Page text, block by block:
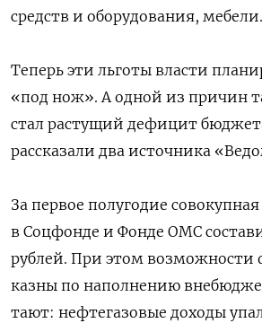
средств и оборудования, мебели.
Теперь эти льготы власти
«под нож». А одной из причин
стал растущий дефицит
рассказали два источника
За первое полугодие
в Соцфонде и Фонде ОМС
рублей. При этом возможности
казны по наполнению
тают: нефтегазовые доходы